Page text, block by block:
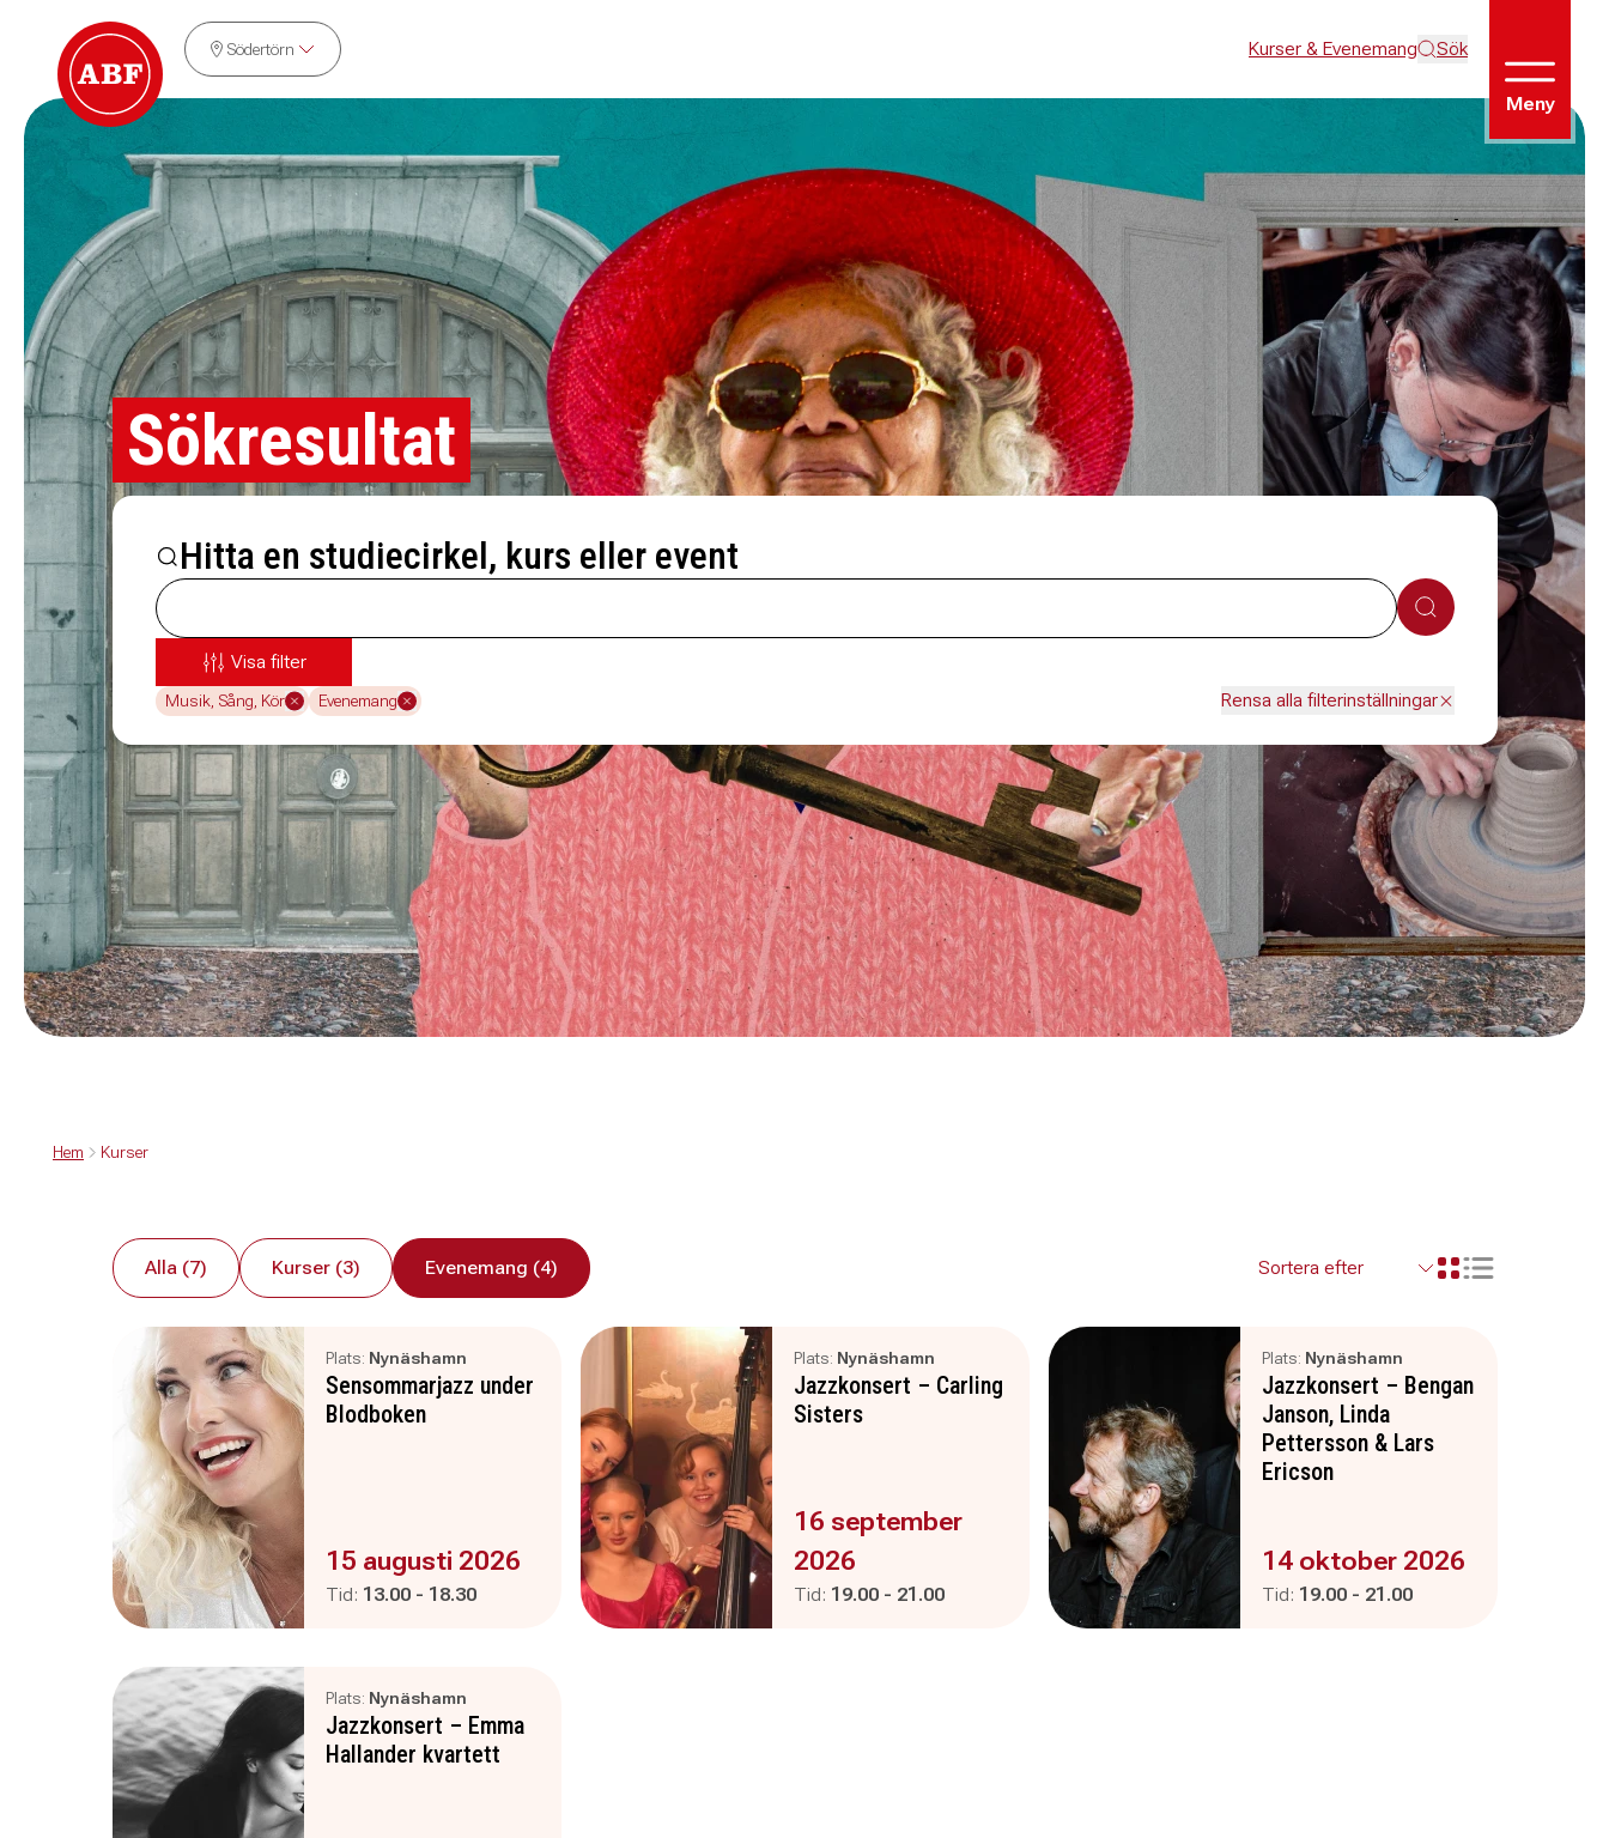
Södertörn Kurser & Evenemang Sök
Meny
Sökresultat
Hitta en studiecirkel, kurs eller event
Sök
Visa filter
Musik, Sång, Kör Evenemang Rensa alla filterinställningar
Hem Kurser
Alla (7) Kurser (3) Evenemang (4) Visa resultaten i ett
Visa resultaten
Plats: Nynäshamn
Sensommarjazz under
Blodboken
Evenemanget är :
15 augusti 2026
Tid: Pågår mellan
13.00 - och
18.30
Plats: Nynäshamn
Jazzkonsert – Carling
Sisters
Evenemanget är :
16 september
2026
Tid: Pågår mellan
19.00 - och
21.00
Plats: Nynäshamn
Jazzkonsert – Bengan
Janson, Linda
Pettersson & Lars
Ericson
Evenemanget är :
14 oktober 2026
Tid: Pågår mellan
19.00 - och
21.00
Plats: Nynäshamn
Jazzkonsert – Emma
Hallander kvartett